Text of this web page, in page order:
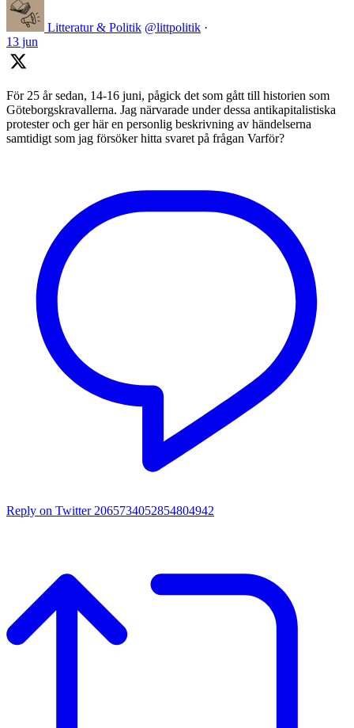
Litteratur & Politik @littpolitik ·
13 jun
För 25 år sedan, 14-16 juni, pågick det som gått till historien som
Göteborgskravallerna. Jag närvarade under dessa antikapitalistiska
protester och ger här en personlig beskrivning av händelserna
samtidigt som jag försöker hitta svaret på frågan Varför?
Reply on Twitter 2065734052854804942